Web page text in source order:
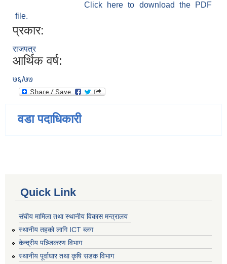
Click here to download the PDF
file.
प्रकार:
राजपत्र
आर्थिक वर्ष:
७६/७७
वडा पदाधिकारी
Quick Link
संघीय मामिला तथा स्थानीय विकास मन्त्रालय
स्थानीय तहको लागि ICT ब्लग
केन्द्रीय पञ्जिकरण विभाग
स्थानीय पूर्वाधार तथा कृषि सडक विभाग